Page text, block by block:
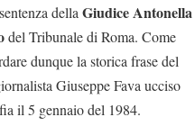
della Giudice Antonella
del Tribunale di Roma. Come
dunque la storica frase del
Giuseppe Fava ucciso
il 5 gennaio del 1984.